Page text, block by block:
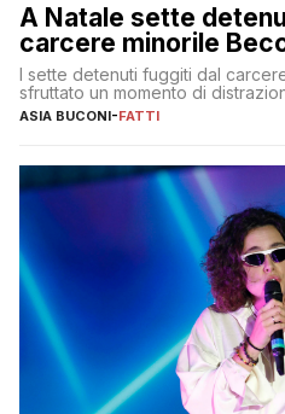
A Natale sette
carcere minorile
I sette detenuti fuggiti dal
sfruttato un momento di
ASIA BUCONI-FATTI